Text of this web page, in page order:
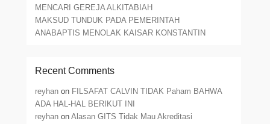
MENCARI GEREJA ALKITABIAH
MAKSUD TUNDUK PADA PEMERINTAH
ANABAPTIS MENOLAK KAISAR KONSTANTIN
Recent Comments
reyhan on FILSAFAT CALVIN TIDAK Paham BAHWA
ADA HAL-HAL BERIKUT INI
reyhan onAlasan GITS Tidak Mau Akreditasi